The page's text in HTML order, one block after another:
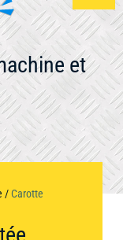
et
Voir
/Carotte